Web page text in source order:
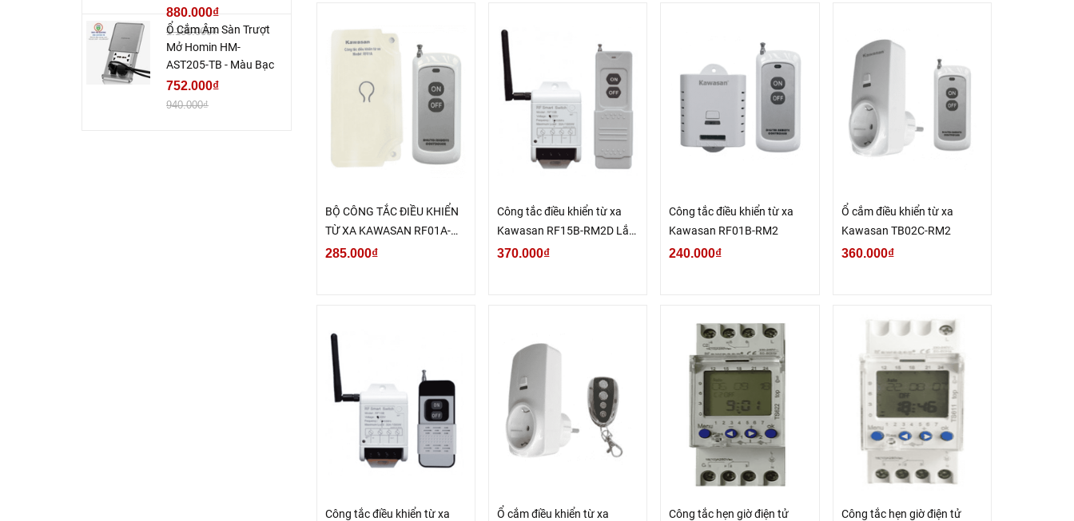
BỘ CÔNG TẮC ĐIỀU KHIỂN
TỪ XA KAWASAN RF01A-
RM2
285.000₫
Công tắc điều khiển từ xa
Kawasan RF15B-RM2D Lắp
nổi
370.000₫
Công tắc điều khiển từ xa
Kawasan RF01B-RM2
240.000₫
Ổ cắm điều khiển từ xa
Kawasan TB02C-RM2
360.000₫
Công tắc điều khiển từ xa
Ổ cắm điều khiển từ xa
Công tắc hẹn giờ điện tử
Công tắc hẹn giờ điện tử
880.000₫
1.100.000₫
Ổ Cắm Âm Sàn Trượt
Mở Homin HM-
AST205-TB - Màu Bạc
752.000₫
940.000₫